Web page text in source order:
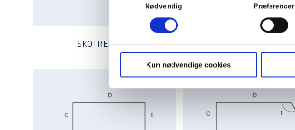
Nødvendig Præferencer
Kun nødvendige cookies
SKOTRENDE 1 SKOTRENDE 2